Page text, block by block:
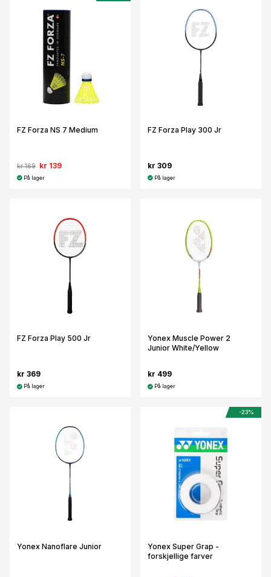
FZ Forza NS 7 Medium
kr 169 kr 139
På lager
FZ Forza Play 300 Jr
kr 309
På lager
FZ Forza Play 500 Jr
kr 369
På lager
Yonex Muscle Power 2
Junior White/Yellow
kr 499
På lager
Yonex Nanoflare Junior
-23%
Yonex Super Grap -
forskjellige farver